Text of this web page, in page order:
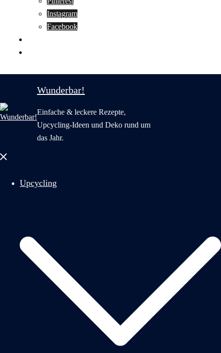
Instagram
Facebook
Wunderbar!
Einfache & leckere Rezepte,
Upcycling-Ideen und Deko rund um
das Jahr.
Menü
Upcycling